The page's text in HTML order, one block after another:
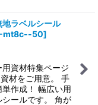
ラベルシール
mt8c--50]
資材特集ページ
材をご用意。 手
作成！ 幅広い用
ールです。 角が